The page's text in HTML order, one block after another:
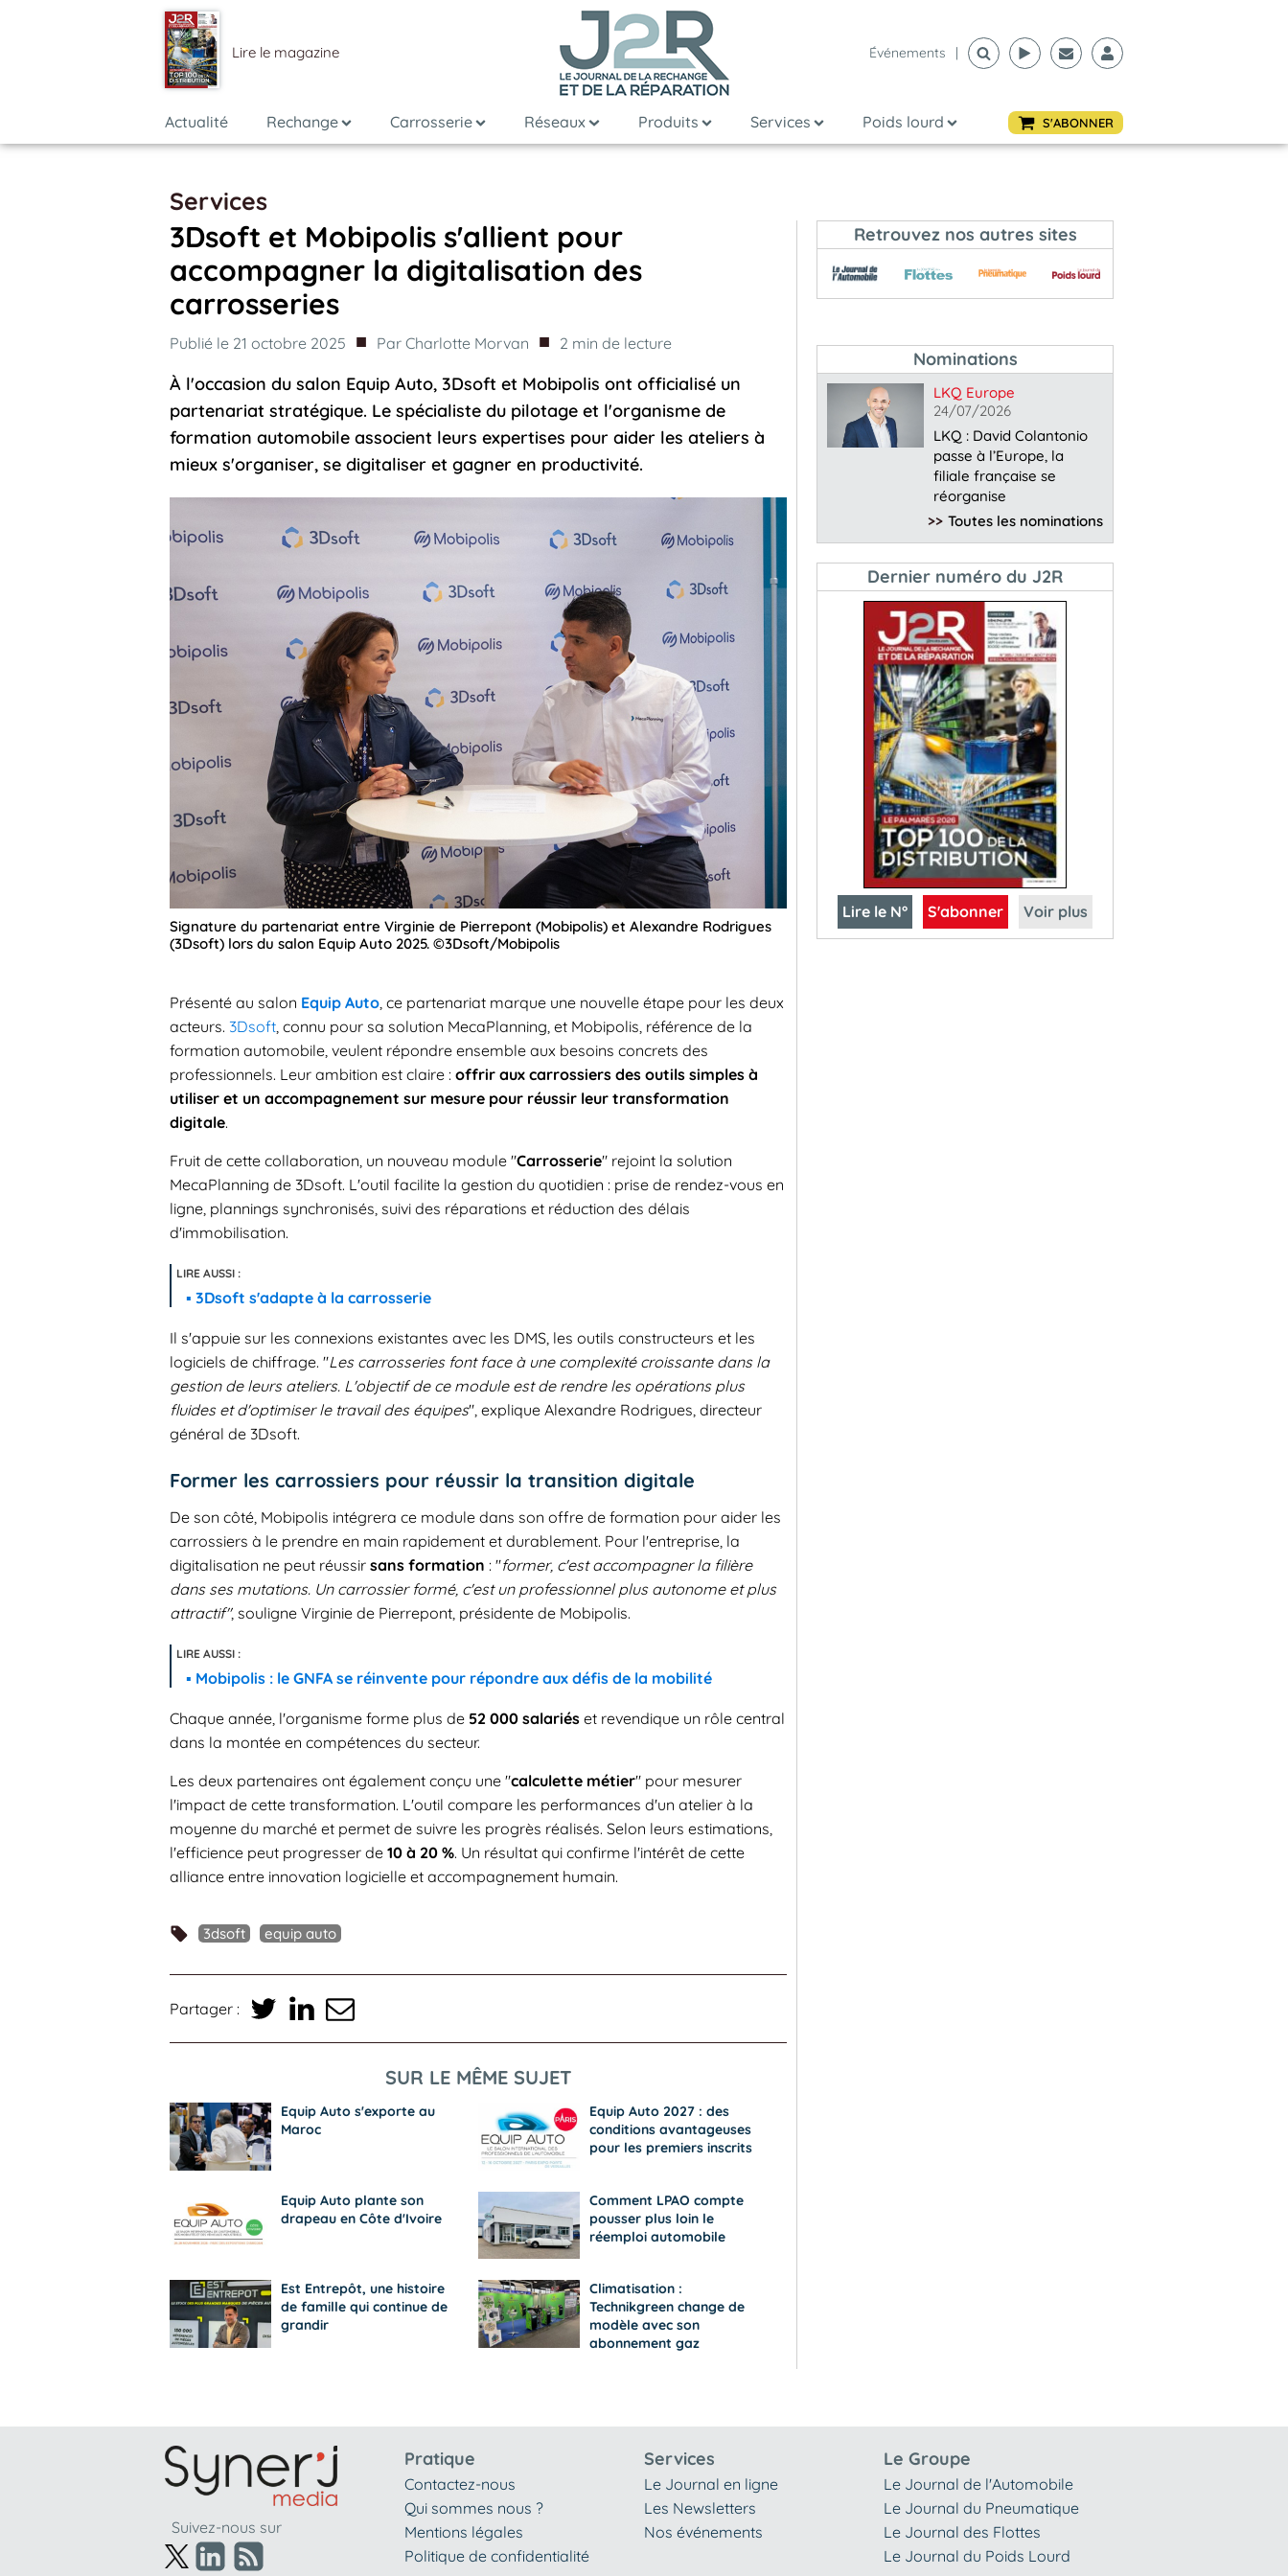
Lire le magazine Événements |
Actualité Rechange Carrosserie Réseaux Produits Services Poids lourd S'ABONNER
Services
3Dsoft et Mobipolis s'allient pour
accompagner la digitalisation des
carrosseries
Publié le 21 octobre 2025 ■ Par Charlotte Morvan ■ 2 min de lecture
À l'occasion du salon Equip Auto, 3Dsoft et Mobipolis ont officialisé un
partenariat stratégique. Le spécialiste du pilotage et l'organisme de
formation automobile associent leurs expertises pour aider les ateliers à
mieux s'organiser, se digitaliser et gagner en productivité.
Signature du partenariat entre Virginie de Pierrepont (Mobipolis) et Alexandre Rodrigues
(3Dsoft) lors du salon Equip Auto 2025. ©3Dsoft/Mobipolis
Présenté au salon Equip Auto, ce partenariat marque une nouvelle étape pour les deux
acteurs. 3Dsoft, connu pour sa solution MecaPlanning, et Mobipolis, référence de la
formation automobile, veulent répondre ensemble aux besoins concrets des
professionnels. Leur ambition est claire : offrir aux carrossiers des outils simples à
utiliser et un accompagnement sur mesure pour réussir leur transformation
digitale.
Fruit de cette collaboration, un nouveau module "Carrosserie" rejoint la solution
MecaPlanning de 3Dsoft. L'outil facilite la gestion du quotidien : prise de rendez-vous en
ligne, plannings synchronisés, suivi des réparations et réduction des délais
d'immobilisation.
3Dsoft s'adapte à la carrosserie
Il s'appuie sur les connexions existantes avec les DMS, les outils constructeurs et les
logiciels de chiffrage. "Les carrosseries font face à une complexité croissante dans la
gestion de leurs ateliers. L'objectif de ce module est de rendre les opérations plus
fluides et d'optimiser le travail des équipes", explique Alexandre Rodrigues, directeur
général de 3Dsoft.
Former les carrossiers pour réussir la transition digitale
De son côté, Mobipolis intégrera ce module dans son offre de formation pour aider les
carrossiers à le prendre en main rapidement et durablement. Pour l'entreprise, la
digitalisation ne peut réussir sans formation : "former, c'est accompagner la filière
dans ses mutations. Un carrossier formé, c'est un professionnel plus autonome et plus
attractif", souligne Virginie de Pierrepont, présidente de Mobipolis.
Mobipolis : le GNFA se réinvente pour répondre aux défis de la mobilité
Chaque année, l'organisme forme plus de 52 000 salariés et revendique un rôle central
dans la montée en compétences du secteur.
Les deux partenaires ont également conçu une "calculette métier" pour mesurer
l'impact de cette transformation. L'outil compare les performances d'un atelier à la
moyenne du marché et permet de suivre les progrès réalisés. Selon leurs estimations,
l'efficience peut progresser de 10 à 20 %. Un résultat qui confirme l'intérêt de cette
alliance entre innovation logicielle et accompagnement humain.
3dsoft equip auto
Partager :
SUR LE MÊME SUJET
Equip Auto s'exporte au
Maroc
Equip Auto 2027 : des
conditions avantageuses
pour les premiers inscrits
Equip Auto plante son
drapeau en Côte d'Ivoire
Comment LPAO compte
pousser plus loin le
réemploi automobile
Est Entrepôt, une histoire
de famille qui continue de
grandir
Climatisation :
Technikgreen change de
modèle avec son
abonnement gaz
Retrouvez nos autres sites
Nominations
LKQ Europe
24/07/2026
LKQ : David Colantonio
passe à l’Europe, la
filiale française se
réorganise
>> Toutes les nominations
Dernier numéro du J2R
Lire le N° S'abonner Voir plus
Suivez-nous sur
Pratique
Contactez-nous
Qui sommes nous ?
Mentions légales
Politique de confidentialité
Services
Le Journal en ligne
Les Newsletters
Nos événements
Le Groupe
Le Journal de l'Automobile
Le Journal du Pneumatique
Le Journal des Flottes
Le Journal du Poids Lourd